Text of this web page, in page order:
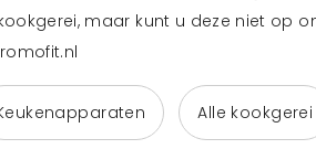
maar kunt u deze niet op
Alle kookgerei